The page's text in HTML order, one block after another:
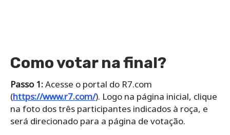
Como votar na final?
Passo 1:Acesse o portal do R7.com
(https://www.r7.com/). Logo na página inicial, clique
na foto dos três participantes indicados à roça, e
será direcionado para a página de votação.